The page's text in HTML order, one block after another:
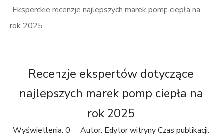
Eksperckie recenzje najlepszych marek pomp ciepła na
rok 2025
Recenzje ekspertów dotyczące
najlepszych marek pomp ciepła na
rok 2025
Wyświetlenia: 0 Autor: Edytor witryny Czas publikacji: